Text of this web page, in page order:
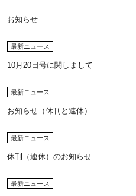
お知らせ
最新ニュース
10月20日号に関しまして
最新ニュース
お知らせ（休刊と連休）
最新ニュース
休刊（連休）のお知らせ
最新ニュース